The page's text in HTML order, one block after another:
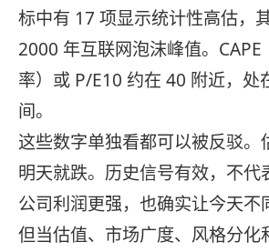
标中有 17 项显示统计性高估，
2000 年互联网泡沫峰值。
率）或 P/E10 约在 40 附近，处
间。
这些数字单独看都可以被反驳。
明天就跌。历史信号有效，不代
公司利润更强，也确实让今天不
但当估值、市场广度、风格分化